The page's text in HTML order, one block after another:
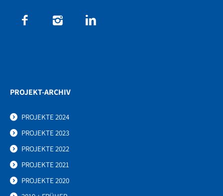
PROJEKT-ARCHIV
PROJEKTE 2024
PROJEKTE 2023
PROJEKTE 2022
PROJEKTE 2021
PROJEKTE 2020